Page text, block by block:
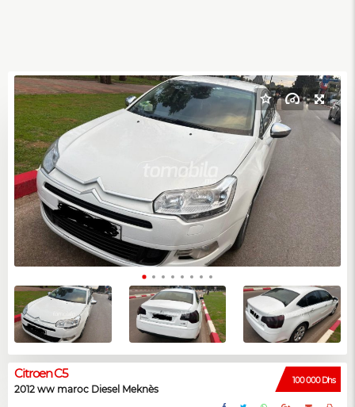
100 000 Dhs
Citroen C5
2012 ww maroc Diesel Meknès